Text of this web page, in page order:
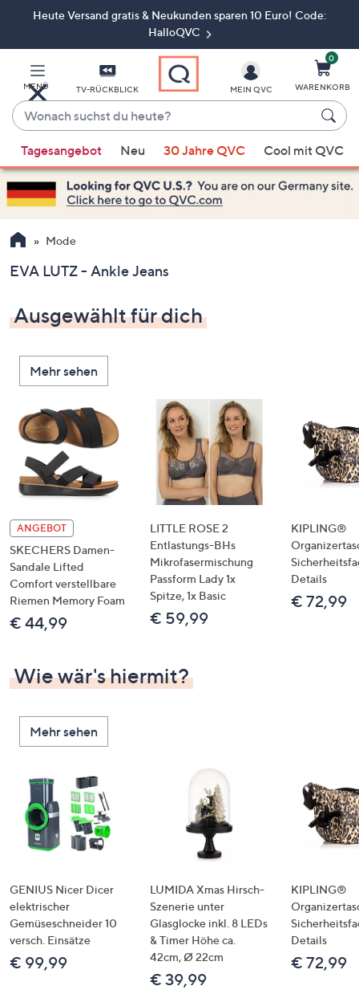
ZumHeute Versand gratis & Neukunden sparen 10 Euro! Code:
HalloQVC
MENÜ TV-RÜCKBLICK
Wonach
suchst
du
heute?
Vorschläge
verfügbar
sind,
verwenden
Sie
Pfeiltasten
oben
und
nach
unten
oder
wischen
Sie
Touch-
Geräten
links
bzw.
rechts,
um
diese
anzuzeigen.
MEIN QVC
0
WARENKORB
Tagesangebot Neu 30 Jahre QVC Cool mit QVC
Mode
EVA LUTZ - Ankle Jeans
Ausgewählt für dich
Mehr sehen
ANGEBOT
SKECHERS Damen-
Sandale Lifted
Comfort verstellbare
Riemen Memory Foam
€ 44,99
LITTLE ROSE 2
Entlastungs-BHs
Mikrofasermischung
Passform Lady 1x
Spitze, 1x Basic
€ 59,99
KIPLING®
Details
€ 72,99
Wie wär's hiermit?
Mehr sehen
GENIUS Nicer Dicer
elektrischer
Gemüseschneider 10
versch. Einsätze
€ 99,99
LUMIDA Xmas Hirsch-
Szenerie unter
Glasglocke inkl. 8 LEDs
& Timer Höhe ca.
42cm, Ø 22cm
€ 39,99
KIPLING®
Details
€ 72,99